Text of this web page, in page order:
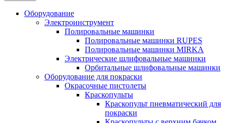
Оборудование
Электроинструмент
Полировальные машинки
Полировальные машинки RUPES
Полировальные машинки MIRKA
Электрические шлифовальные машинки
Орбитальные шлифовальные машинки
Оборудование для покраски
Окрасочные пистолеты
Краскопульты
Краскопульт пневматический для
покраски